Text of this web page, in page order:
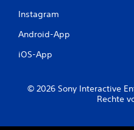
Instagram
Android-App
iOS-App
© 2026 Sony Interactive
Rechte